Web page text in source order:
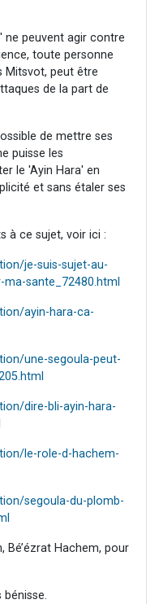
ne peuvent agir contre
toute personne
peut être
de la part de
de mettre ses
puisse les
le 'Ayin Hara' en
et sans étaler ses
à ce sujet, voir ici :
je-suis-sujet-au-
sante_72480.html
ayin-hara-ca-
une-segoula-peut-
dire-bli-ayin-hara-
le-role-d-hachem-
segoula-du-plomb-
Hachem, pour
bénisse.